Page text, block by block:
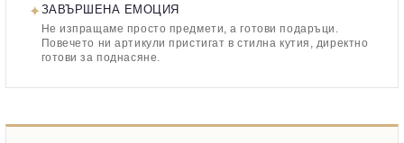
✦ЗАВЪРШЕНА ЕМОЦИЯ
Не изпращаме просто предмети, а готови подаръци.
Повечето ни артикули пристигат в стилна кутия, директно
готови за поднасяне.